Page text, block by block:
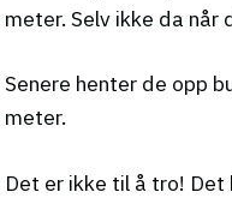
meter. Selv ikke da når
Senere henter de opp
meter.
Det er ikke til å tro!